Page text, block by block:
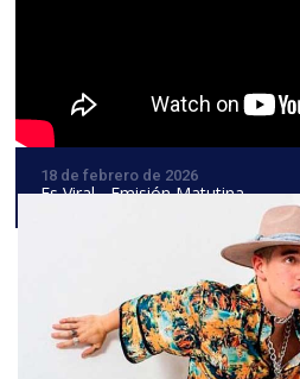
18 de febrero de 2026
Es Viral - Emisión Matutina